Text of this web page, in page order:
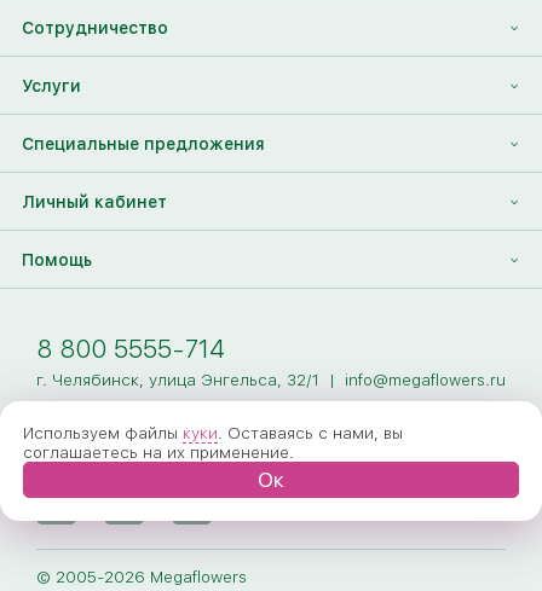
8 800 5555-714
г. Челябинск, улица Энгельса, 32/1 | info@megaflowers.ru
О нас
Контакты
Видеогалерея
Новости
Сотрудничество
Франшиза
Партнеры Megaflowers
Услуги
Найти друга
Доставка цветов за границу
Специальные предложения
Накопительные скидки
Личный кабинет
Вход
Помощь
Оплата
Гарантии
Как заказать
Вопрос-ответ
Обработка персональных данных
© 2005-2026 Megaflowers
Используем файлы куки. Оставаясь с нами, вы
соглашаетесь на их применение.
Ок